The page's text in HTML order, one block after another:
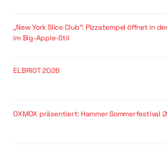
„New York Slice Club“: Pizzatempel öffnet in
im Big-Apple-Stil
ELBRIOT 2026
OXMOX präsentiert: Hammer Sommerfestival